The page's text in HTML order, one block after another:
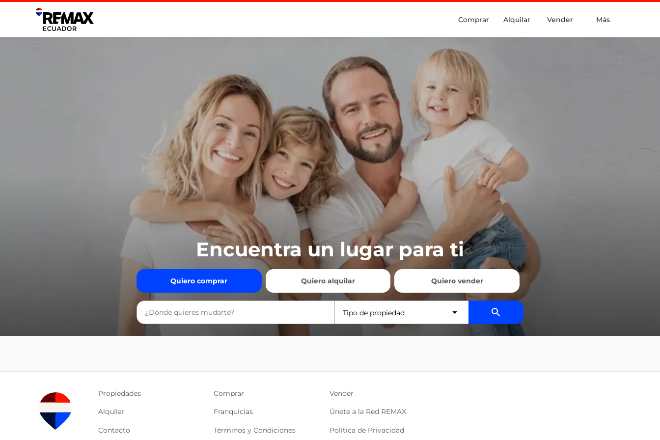
Comprar Alquilar Vender Más
Encuentra un lugar para ti
Quiero comprar Quiero alquilar Quiero vender
Tipo de propiedad
Propiedades Comprar Vender
Alquilar Franquicias Únete a la Red REMAX
Contacto Términos y Condiciones Política de Privacidad